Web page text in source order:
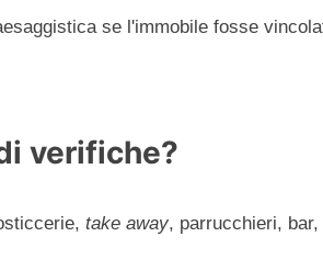
se l'immobile fosse
verifiche?
take away, parrucchieri,